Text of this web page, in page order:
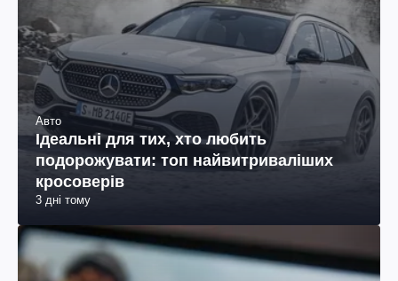
Авто
Ідеальні для тих, хто любить
подорожувати: топ найвитриваліших
кросоверів
3 дні тому